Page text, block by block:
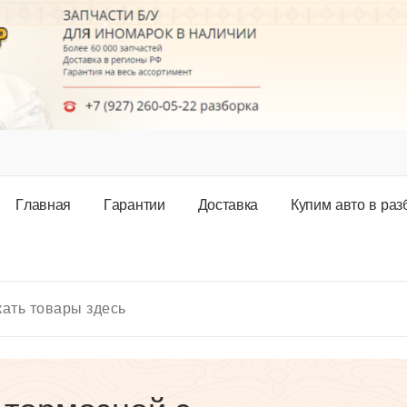
Главная Гарантии Доставка Купим авто в раз